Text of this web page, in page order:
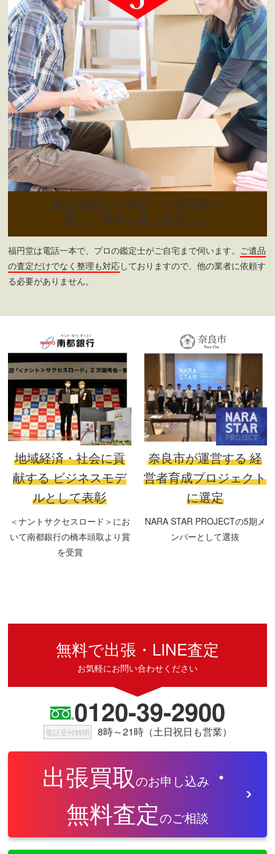
遺品整理まで対応・出張買取で
重たい荷物を運ぶ必要なし
福円堂は電話一本で、プロの鑑定士がご自宅まで伺います。 ご遺品
の査定だけでなく整理も対応しておりますので、他の業者に依頼す
る必要がありません。
地域経済・社会に貢
献するビジネスモデ
ルとして表彰
＜ナントサクセスロード＞にお
いて南都銀行の橋本頭取より賞
を受賞
奈良市が運営する経
営者育成プロジェクト
に選定
NARA STAR PROJECTの5期メ
ンバーとして選抜
無料で出張・LINE査定
お気軽にお問い合わせください
0120-39-2900
電話受付時間 8時～21時（土日祝日も営業）
出張買取のお申し込み ・
無料査定のご相談